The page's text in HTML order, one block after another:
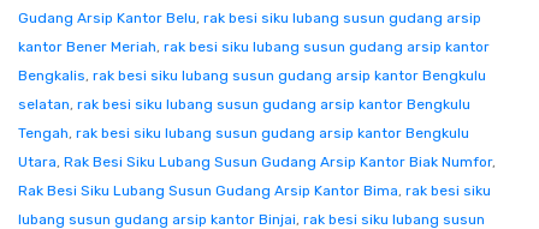
Gudang Arsip Kantor Belu, rak besi siku lubang susun gudang arsip
kantor Bener Meriah, rak besi siku lubang susun gudang arsip kantor
Bengkalis, rak besi siku lubang susun gudang arsip kantor Bengkulu
selatan, rak besi siku lubang susun gudang arsip kantor Bengkulu
Tengah, rak besi siku lubang susun gudang arsip kantor Bengkulu
Utara, Rak Besi Siku Lubang Susun Gudang Arsip Kantor Biak Numfor,
Rak Besi Siku Lubang Susun Gudang Arsip Kantor Bima, rak besi siku
lubang susun gudang arsip kantor Binjai, rak besi siku lubang susun